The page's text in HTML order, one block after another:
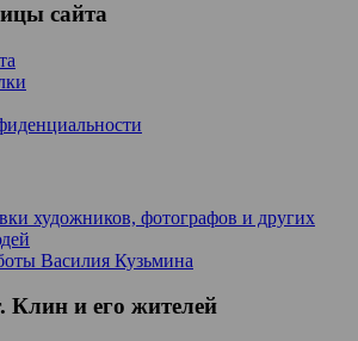
сайта
художников, фотографов и других
Василия Кузьмина
Клин и его жителей